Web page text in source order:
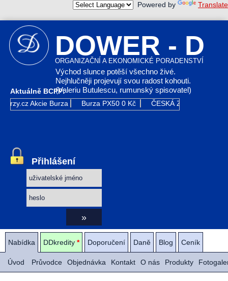
Powered by Translate
DOWER - D
ORGANIZAČNÍ A EKONOMICKÉ PORADENSTVÍ
Východ slunce potěší všechno živé.
Nejhlučněji projevují svou radost kohouti.
(Valeriu Butulescu, rumunský spisovatel)
Aktuálně BCPP:
Akcie Burza Burza PX50 0 Kč ČESKÁ ZBROJOVKA
Přihlášení
Nabídka DDkredity * Doporučení Daně Blog Ceník
Úvod Průvodce Objednávka Kontakt O nás Produkty